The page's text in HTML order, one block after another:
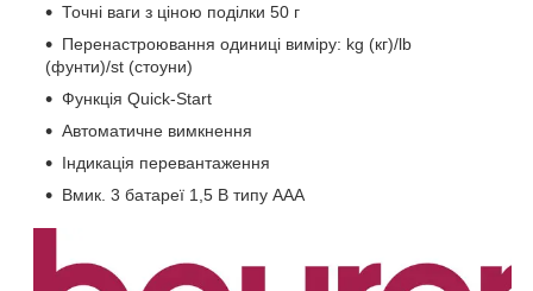
Точні ваги з ціною поділки 50 г
Перенастроювання одиниці виміру: kg (кг)/lb
(фунти)/st (стоуни)
Функція Quick-Start
Автоматичне вимкнення
Індикація перевантаження
Вмик. 3 батареї 1,5 В типу ААА